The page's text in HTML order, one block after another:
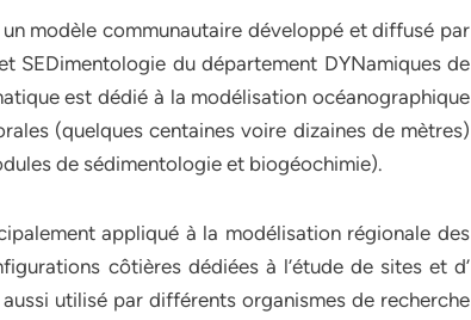
modèle communautaire développé et diffusé par
SEDimentologie du département DYNamiques de
est dédié à la modélisation océanographique
(quelques centaines voire dizaines de mètres)
de sédimentologie et biogéochimie).
appliqué à la modélisation régionale des
côtières dédiées à l’étude de sites et d’
utilisé par différents organismes de recherche